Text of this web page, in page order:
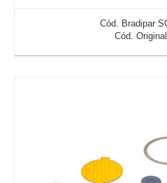
Cód. Bradipar
Cód.